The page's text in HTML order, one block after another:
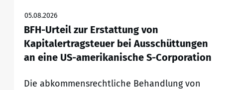
05.08.2026
BFH-Urteil zur Erstattung von
Kapitalertragsteuer bei Ausschüttungen
an eine US-amerikanische S-Corporation
Die abkommensrechtliche Behandlung von